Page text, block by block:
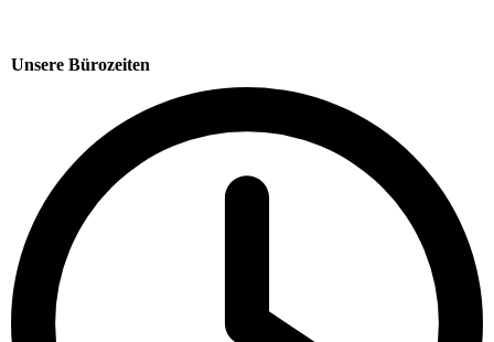
Unsere Bürozeiten